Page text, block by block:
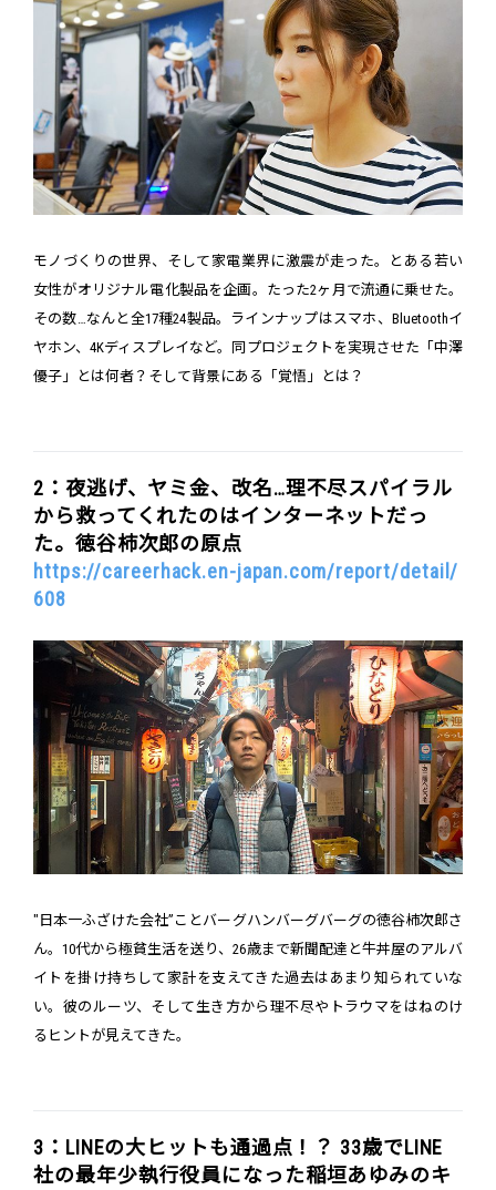
モノづくりの世界、そして家電業界に激震が走った。とある若い
女性がオリジナル電化製品を企画。たった2ヶ月で流通に乗せた。
その数…なんと全17種24製品。ラインナップはスマホ、Bluetoothイ
ヤホン、4Kディスプレイなど。同プロジェクトを実現させた「中澤
優子」とは何者？そして背景にある「覚悟」とは？
2：夜逃げ、ヤミ金、改名…理不尽スパイラル
から救ってくれたのはインターネットだっ
た。徳谷柿次郎の原点
https://careerhack.en-japan.com/report/detail/
608
"日本一ふざけた会社”ことバーグハンバーグバーグの徳谷柿次郎さ
ん。10代から極貧生活を送り、26歳まで新聞配達と牛丼屋のアルバ
イトを掛け持ちして家計を支えてきた過去はあまり知られていな
い。彼のルーツ、そして生き方から理不尽やトラウマをはねのけ
るヒントが見えてきた。
3：LINEの大ヒットも通過点！？ 33歳でLINE
社の最年少執行役員になった稲垣あゆみのキ